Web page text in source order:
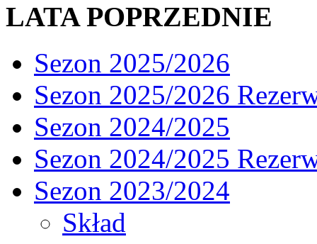
LATA POPRZEDNIE
Sezon 2025/2026
Sezon 2025/2026
Sezon 2024/2025
Sezon 2024/2025
Sezon 2023/2024
Skład